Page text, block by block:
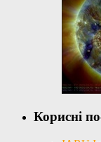
Корисні